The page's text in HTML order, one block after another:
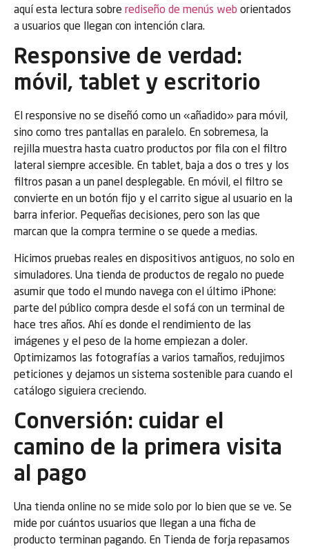
aquí esta lectura sobre rediseño de menús web orientados
a usuarios que llegan con intención clara.
Responsive de verdad:
móvil, tablet y escritorio
El responsive no se diseñó como un «añadido» para móvil,
sino como tres pantallas en paralelo. En sobremesa, la
rejilla muestra hasta cuatro productos por fila con el filtro
lateral siempre accesible. En tablet, baja a dos o tres y los
filtros pasan a un panel desplegable. En móvil, el filtro se
convierte en un botón fijo y el carrito sigue al usuario en la
barra inferior. Pequeñas decisiones, pero son las que
marcan que la compra termine o se quede a medias.
Hicimos pruebas reales en dispositivos antiguos, no solo en
simuladores. Una tienda de productos de regalo no puede
asumir que todo el mundo navega con el último iPhone:
parte del público compra desde el sofá con un terminal de
hace tres años. Ahí es donde el rendimiento de las
imágenes y el peso de la home empiezan a doler.
Optimizamos las fotografías a varios tamaños, redujimos
peticiones y dejamos un sistema sostenible para cuando el
catálogo siguiera creciendo.
Conversión: cuidar el
camino de la primera visita
al pago
Una tienda online no se mide solo por lo bien que se ve. Se
mide por cuántos usuarios que llegan a una ficha de
producto terminan pagando. En Tienda de forja repasamos